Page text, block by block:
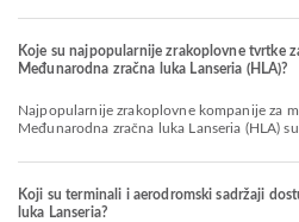
Koje su najpopularnije zrakoplovne tvrtke
Međunarodna zračna luka Lanseria (HLA)?
Najpopularnije zrakoplovne kompanije za međunarodne letove iz
Međunarodna zračna luka Lanseria (HLA) su .
Koji su terminali i aerodromski sadržaji
luka Lanseria?